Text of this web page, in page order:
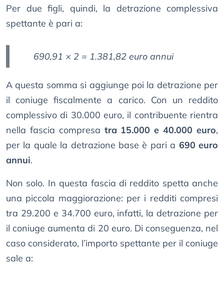
Per due figli, quindi, la detrazione complessiva
spettante è pari a:
690,91 × 2 = 1.381,82 euro annui
A questa somma si aggiunge poi la detrazione per
il coniuge fiscalmente a carico. Con un reddito
complessivo di 30.000 euro, il contribuente rientra
nella fascia compresa tra 15.000 e 40.000 euro,
per la quale la detrazione base è pari a 690 euro
annui.
Non solo. In questa fascia di reddito spetta anche
una piccola maggiorazione: per i redditi compresi
tra 29.200 e 34.700 euro, infatti, la detrazione per
il coniuge aumenta di 20 euro. Di conseguenza, nel
caso considerato, l’importo spettante per il coniuge
sale a: